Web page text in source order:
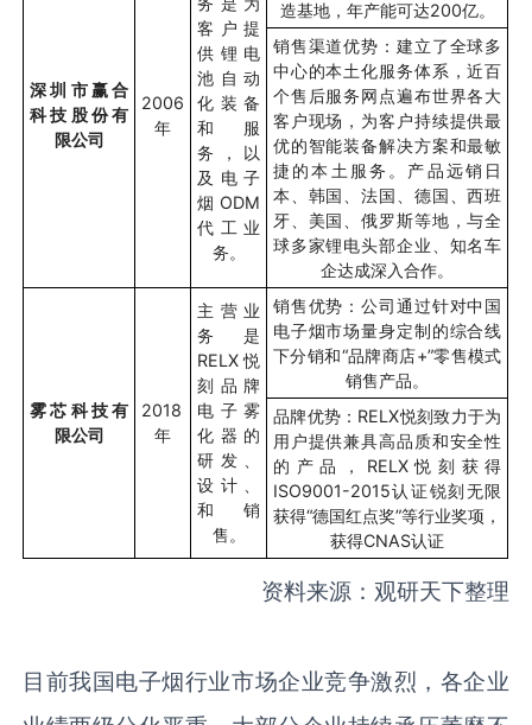
深圳市赢合
科技股份有
限公司
2006
年
客户提
供锂电
池自动
化装备
和服
务，以
及电子
烟 ODM
代工业
务。
造基地，年产能可达200亿。
销售渠道优势：建立了全球多
中心的本土化服务体系，近百
个售后服务网点遍布世界各大
客户现场，为客户持续提供最
优的智能装备解决方案和最敏
捷的本土服务。产品远销日
本、韩国、法国、德国、西班
牙、美国、俄罗斯等地，与全
球多家锂电头部企业、知名车
企达成深入合作。
雾芯科技有
限公司
2018
年
主营业
务是
RELX悦
刻品牌
电子雾
化器的
研发、
设计、
和销
售。
销售优势：公司通过针对中国
电子烟市场量身定制的综合线
下分销和“品牌商店+”零售模式
销售产品。
品牌优势： RELX悦刻致力于为
用户提供兼具高品质和安全性
的产品， RELX悦刻获得
ISO9001-2015认证锐刻无限
获得“德国红点奖”等行业奖项，
获得CNAS认证
资料来源：观研天下整理
目前我国电子烟行业市场企业竞争激烈，各企业